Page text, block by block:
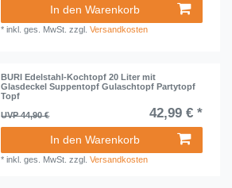
In den Warenkorb
*inkl. ges. MwSt. zzgl.Versandkosten
BURI Edelstahl-Kochtopf 20 Liter mit
Glasdeckel Suppentopf Gulaschtopf Partytopf
Topf
UVP 44,90 €
42,99 € *
In den Warenkorb
*inkl. ges. MwSt. zzgl.Versandkosten